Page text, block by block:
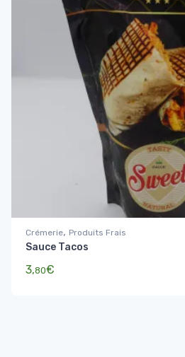
Crémerie, Produits Frais
Sauce Tacos
3,80€